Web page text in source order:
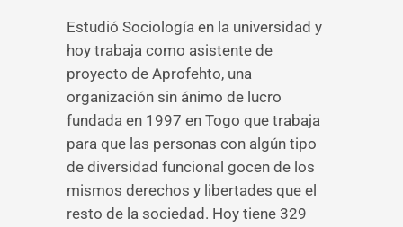
Estudió Sociología en la universidad y
hoy trabaja como asistente de
proyecto de Aprofehto, una
organización sin ánimo de lucro
fundada en 1997 en Togo que trabaja
para que las personas con algún tipo
de diversidad funcional gocen de los
mismos derechos y libertades que el
resto de la sociedad. Hoy tiene 329